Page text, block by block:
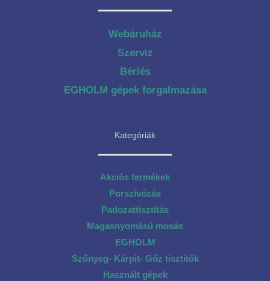
Webáruház
Szerviz
Bérlés
EGHOLM gépek forgalmazása
Kategóriák
Akciós termékek
Porszívózás
Padozattisztítás
Magasnyomású mosás
EGHOLM
Szőnyeg- Kárpit- Gőz tisztítók
Használt gépek